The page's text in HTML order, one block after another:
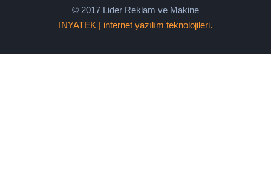
© 2017 Lider Reklam ve Makine
INYATEK | internet yazılım teknolojileri.